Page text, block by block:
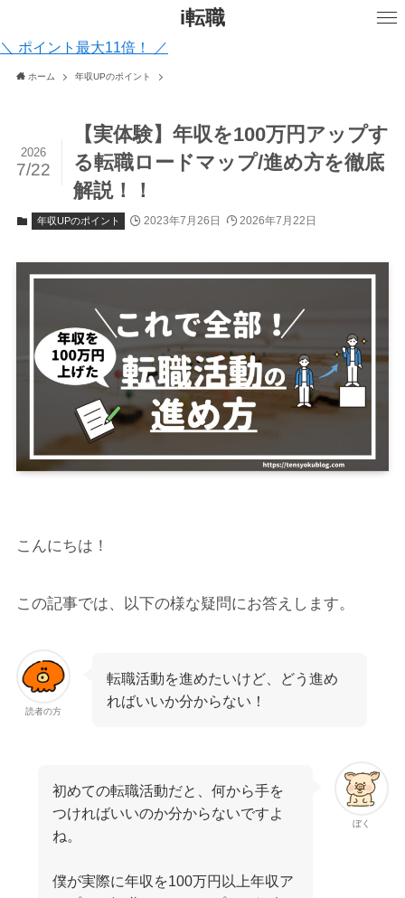
i転職
＼ ポイント最大11倍！ ／
ホーム 年収UPのポイント
【実体験】年収を100万円アップす
る転職ロードマップ/進め方を徹底
解説！！
2026
7/22
年収UPのポイント 2023年7月26日 2026年7月22日
こんにちは！
この記事では、以下の様な疑問にお答えします。
読者の方
転職活動を進めたいけど、どう進め
ればいいか分からない！
ぼく
初めての転職活動だと、何から手を
つければいいのか分からないですよ
ね。
僕が実際に年収を100万円以上年収ア